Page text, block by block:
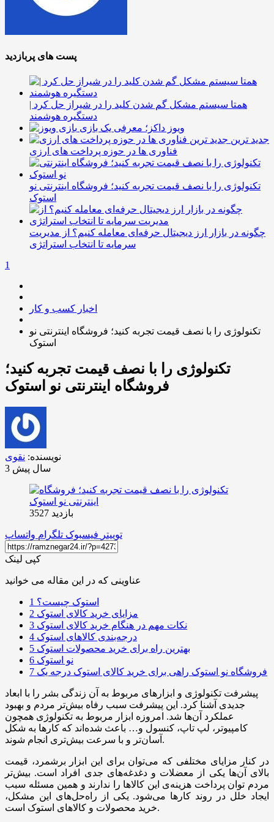
پست های پربازدید
همتا سیستم مشکل گم شدن کلید را در شیراز حل کرد |
دستگیره هوشمند
ویوز داکز؛ معرفی یک بازی
جدید ترین
فناوری ها در حوزه پرداخت های ارزی
تکنولوژی را با نصف قیمت تجربه کنید؛ فروشگاه اینترنتی نو
استوک
چگونه در بازار ارز دیجیتال حرفه‌ای معامله کنیم؟ از مدیریت
سرمایه تا انتخاب استراتژی
1
اخبار کسب و کار
تکنولوژی را با نصف قیمت تجربه کنید؛ فروشگاه اینترنتی نو
استوک
تکنولوژی را با نصف قیمت تجربه کنید؛
فروشگاه اینترنتی نو استوک
نویسنده: نقوی
3 سال پیش
بازدید 3527
توییتر فیسبوک تلگرام واتساپ
کپی لینک
عناوینی که در این مقاله می خوانید
1 استوک چیست؟
2 مزایای خرید کالای استوک
3 نکات مهم در هنگام خرید کالای استوک
4 درجه‌بندی کالاهای استوک
5 بهترین راه برای خرید محصولات استوک
6 نو استوک
7 فروشگاه نو استوک راهی برای خرید کالای استوک درجه یک
پیشرفت تکنولوژی و ابزارهای مربوط به آن زندگی بشر را با ابعاد
جدیدی آشنا کرد. این پیشرفت سبب رفاه بیش‌تر مردم و بهبود
عملکرد آن‌ها شد. امروزه ابزار مربوط به تکنولوژی همچون
کامپیوتر، لپ تاپ، کنسول و… باعث شده‌اند که کارها به شکل
آسان‌تر و با سرعت بیش‌تری انجام شوند.
در کنار مزایای مختلفی که می‌توان برای این ابزار برشمرد، قیمت
بالای آن‌ها یکی از معضلات و دغدغه‌های جدی افراد است. بیش‌تر
مردم توان پرداخت هزینه‌ی این کالاها را ندارند و همین مسئله سبب
ایجاد خلل در روند کارها می‌شود. یکی از راه‌حل‌های این مشکل،
خرید محصولات و کالاهای استوک است.